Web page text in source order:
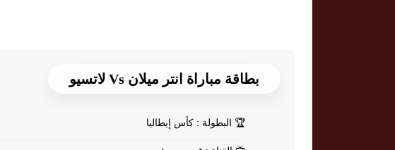
بطاقة مباراة انتر ميلان Vs لاتسيو
🏆 البطولة : كأس إيطاليا